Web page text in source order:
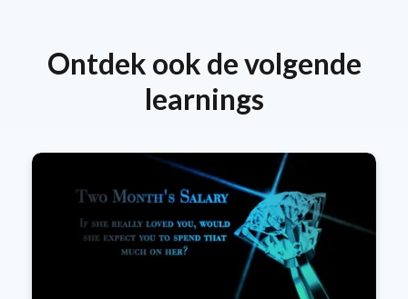
Ontdek ook de volgende
learnings